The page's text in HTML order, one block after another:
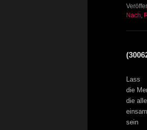
Nach,
Lass
die
die
einsam
sein